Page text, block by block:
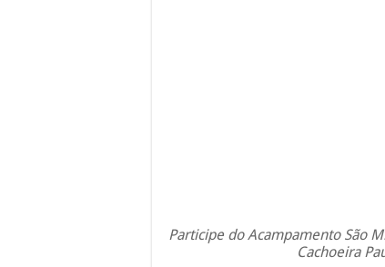
Participe do Acampamento São
Cachoeira